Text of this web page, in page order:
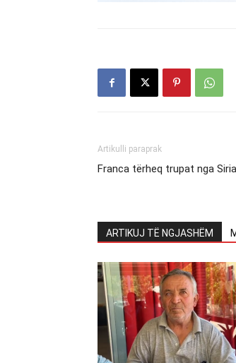
Artikulli paraprak
Franca tërheq trupat nga
ARTIKUJ TË NGJASHËM